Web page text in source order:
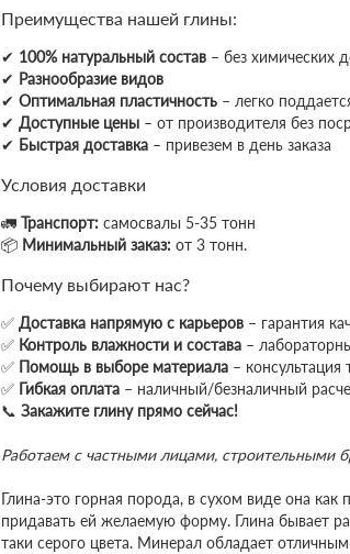
Преимущества нашей глины:
✔ 100% натуральный состав – без химических
✔ Разнообразие видов
✔ Оптимальная пластичность – легко
✔ Доступные цены – от производителя без
✔ Быстрая доставка – привезем в день заказа
Условия доставки
🚛 Транспорт: самосвалы 5-35 тонн
📦 Минимальный заказ: от 3 тонн.
Почему выбирают нас?
✅ Доставка напрямую с карьеров – гарантия
✅ Контроль влажности и состава –
✅ Помощь в выборе материала – консультация
✅ Гибкая оплата – наличный/безналичный
📞 Закажите глину прямо сейчас!
Работаем с частными лицами,
Глина-это горная порода, в сухом виде она
придавать ей желаемую форму. Глина бывает
таки серого цвета. Минерал обладает